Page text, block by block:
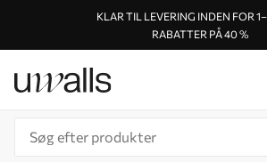
KLAR TIL LEVERING INDEN FOR
RABATTER PÅ 40 %